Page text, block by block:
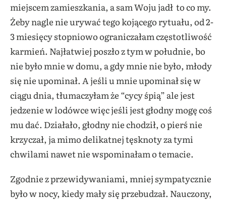
miejscem zamieszkania, a sam Woju jadł to co my.
Żeby nagle nie urywać tego kojącego rytuału, od 2-
3 miesięcy stopniowo ograniczałam częstotliwość
karmień. Najłatwiej poszło z tym w południe, bo
nie było mnie w domu, a gdy mnie nie było, młody
się nie upominał. A jeśli u mnie upominał się w
ciągu dnia, tłumaczyłam że “cycy śpią” ale jest
jedzenie w lodówce więc jeśli jest głodny mogę coś
mu dać. Działało, głodny nie chodził, o pierś nie
krzyczał, ja mimo delikatnej tęsknoty za tymi
chwilami nawet nie wspominałam o temacie.
Zgodnie z przewidywaniami, mniej sympatycznie
było w nocy, kiedy mały się przebudzał. Nauczony,